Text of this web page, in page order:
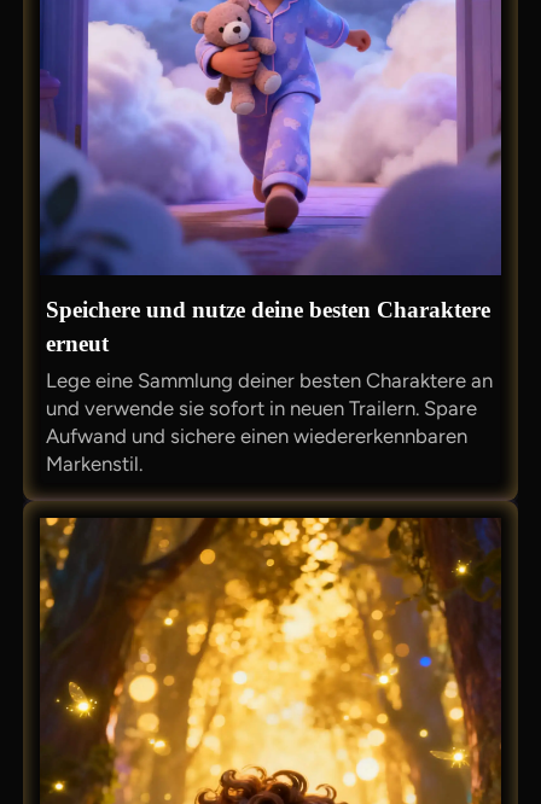
Speichere und nutze deine besten Charaktere
erneut
Lege eine Sammlung deiner besten Charaktere an
und verwende sie sofort in neuen Trailern. Spare
Aufwand und sichere einen wiedererkennbaren
Markenstil.